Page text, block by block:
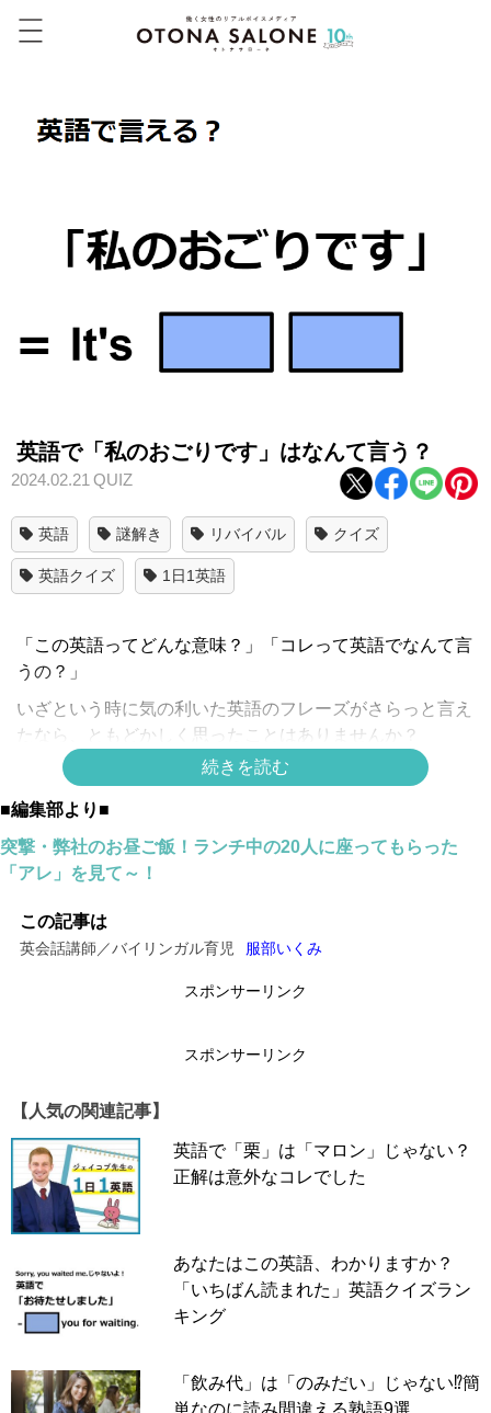
英語で「私のおごりです」はなんて言う？
2024.02.21 QUIZ
英語 謎解き リバイバル クイズ
英語クイズ 1日1英語
「この英語ってどんな意味？」「コレって英語でなんて言
うの？」
いざという時に気の利いた英語のフレーズがさらっと言え
たなら、ともどかしく思ったことはありませんか？
この連載では、アメリカやニュージーランドでの海外生活
をはじめ、海外添乗員として世界各地を訪れ、
現在は二人の娘をバイリンガル子育てしている英会話講
師、Mrs. Raraが、身近な表現をクイズ形式でお届けしま
↓
スポンサーリンク
続きを読む
■編集部より■
突撃・弊社のお昼ご飯！ランチ中の20人に座ってもらった
「アレ」を見て～！
この記事は
英会話講師／バイリンガル育児 服部いくみ
スポンサーリンク
スポンサーリンク
【人気の関連記事】
英語で「栗」は「マロン」じゃない？
正解は意外なコレでした
あなたはこの英語、わかりますか？
「いちばん読まれた」英語クイズラン
キング
「飲み代」は「のみだい」じゃない⁉簡
単なのに読み間違える熟語9選